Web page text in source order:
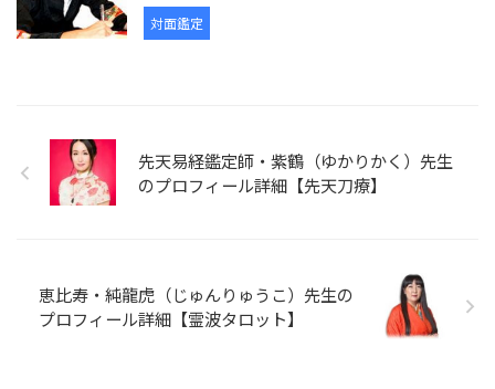
対面鑑定
先天易経鑑定師・紫鶴（ゆかりかく）先生
のプロフィール詳細【先天刀療】
恵比寿・純龍虎（じゅんりゅうこ）先生の
プロフィール詳細【霊波タロット】